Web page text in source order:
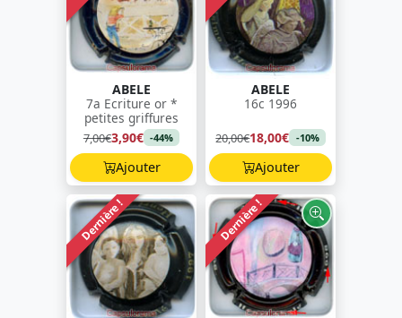
ABELE
7a Ecriture or *
petites griffures
7,00€3,90€ -44%
Ajouter
ABELE
16c 1996
20,00€18,00€ -10%
Ajouter
Dernière ! Dernière !